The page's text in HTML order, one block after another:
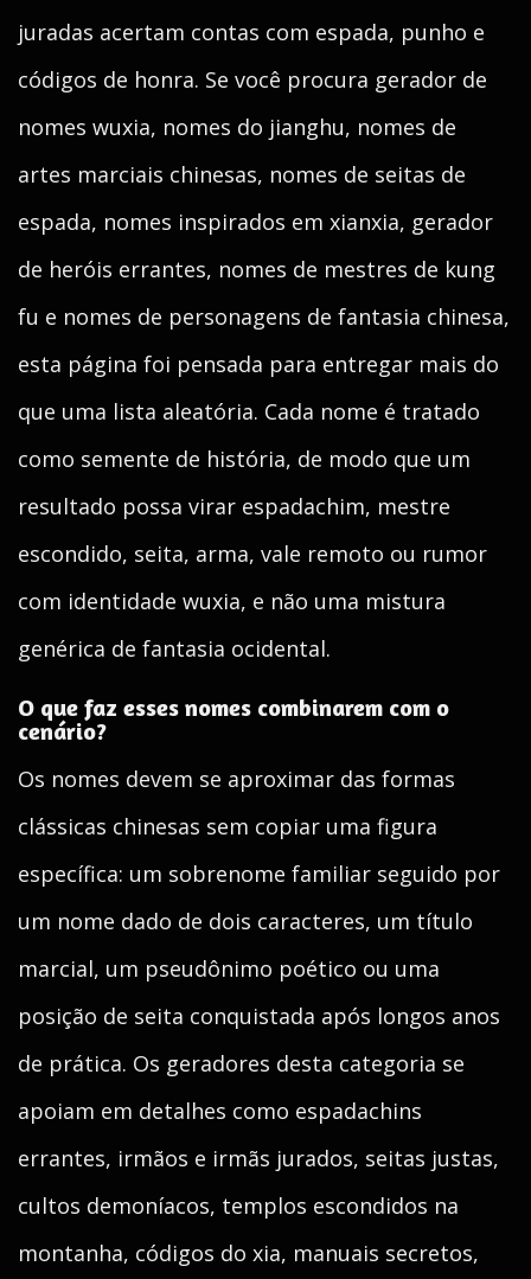
juradas acertam contas com espada, punho e
códigos de honra. Se você procura gerador de
nomes wuxia, nomes do jianghu, nomes de
artes marciais chinesas, nomes de seitas de
espada, nomes inspirados em xianxia, gerador
de heróis errantes, nomes de mestres de kung
fu e nomes de personagens de fantasia chinesa,
esta página foi pensada para entregar mais do
que uma lista aleatória. Cada nome é tratado
como semente de história, de modo que um
resultado possa virar espadachim, mestre
escondido, seita, arma, vale remoto ou rumor
com identidade wuxia, e não uma mistura
genérica de fantasia ocidental.
O que faz esses nomes combinarem com o
cenário?
Os nomes devem se aproximar das formas
clássicas chinesas sem copiar uma figura
específica: um sobrenome familiar seguido por
um nome dado de dois caracteres, um título
marcial, um pseudônimo poético ou uma
posição de seita conquistada após longos anos
de prática. Os geradores desta categoria se
apoiam em detalhes como espadachins
errantes, irmãos e irmãs jurados, seitas justas,
cultos demoníacos, templos escondidos na
montanha, códigos do xia, manuais secretos,